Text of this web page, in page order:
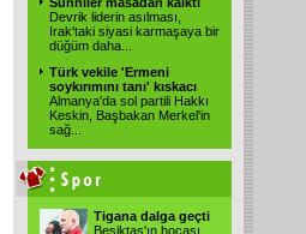
Devrik liderin asılması,
Irak'taki siyasi karmaşaya bir
düğüm daha...
Türk vekile 'Ermeni
soykırımını tanı' kıskacı
Almanya'da sol partili Hakkı
Keskin, Başbakan Merkel'in
sağ...
Tigana dalga geçti
Beşiktaş'ın hocası